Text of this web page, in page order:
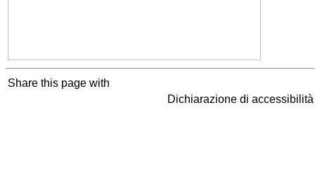
Share this page with
Dichiarazione di